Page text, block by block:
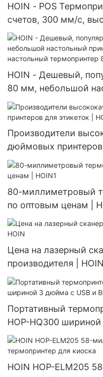
HOIN - POS
счетов, 300 мм/с,
USB/Bt/Wi-Fi,
ресторанных стоек
HOIN - Дешевый,
80 мм, небольшой
мобильных
термопринтер 80 мм
Производители
дюймовых принтеров
80-миллиметровый
по оптовым ценам |
Цена на лазерный
производителя | HOIN
Портативный
HOP-HQ300
Bluetooth
HOIN HOP-ELM205